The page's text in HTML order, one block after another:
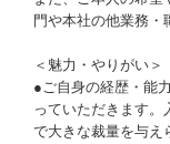
門や本社の他業務・
＜魅力・やりがい＞
●ご自身の経歴・能
っていただきます。
で大きな裁量を与え